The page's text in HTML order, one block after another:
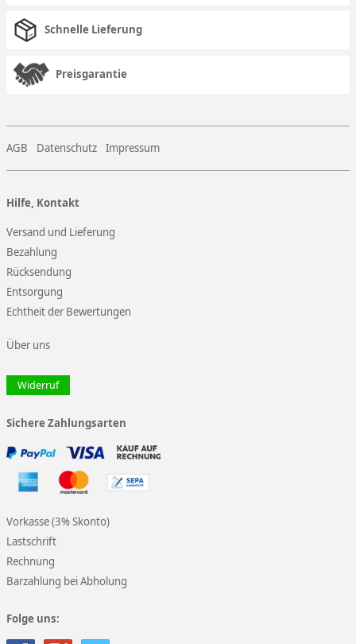
Schnelle Lieferung
Preisgarantie
AGB Datenschutz Impressum
Hilfe, Kontakt
Versand und Lieferung
Bezahlung
Rücksendung
Entsorgung
Echtheit der Bewertungen
Über uns
Widerruf
Sichere Zahlungsarten
Vorkasse (3% Skonto)
Lastschrift
Rechnung
Barzahlung bei Abholung
Folge uns: